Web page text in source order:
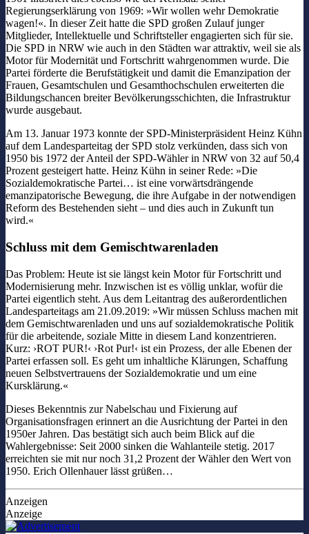
Regierungserklärung von 1969: »Wir wollen wehr Demokratie
wagen!«. In dieser Zeit hatte die SPD großen Zulauf junger
Mitglieder, Intellektuelle und Schriftsteller engagierten sich für sie.
Die SPD in NRW wie auch in den Städten war attraktiv, weil sie als
Motor für Modernität und Fortschritt wahrgenommen wurde. Die
Partei förderte die Berufstätigkeit und damit die Emanzipation der
Frauen, Gesamtschulen und Gesamthochschulen erweiterten die
Bildungschancen breiter Bevölkerungsschichten, die Infrastruktur
wurde ausgebaut.
Am 13. Januar 1973 konnte der SPD-Ministerpräsident Heinz Kühn
auf dem Landesparteitag der SPD stolz verkünden, dass sich von
1950 bis 1972 der Anteil der SPD-Wähler in NRW von 32 auf 50,4
Prozent gesteigert hatte. Heinz Kühn in seiner Rede: »Die
Sozialdemokratische Partei… ist eine vorwärtsdrängende
emanzipatorische Bewegung, die ihre Aufgabe in der notwendigen
Reform des Bestehenden sieht – und dies auch in Zukunft tun
wird.«
Schluss mit dem Gemischtwarenladen
Das Problem: Heute ist sie längst kein Motor für Fortschritt und
Modernisierung mehr. Inzwischen ist es völlig unklar, wofür die
Partei eigentlich steht. Aus dem Leitantrag des außerordentlichen
Landesparteitags am 21.09.2019: »Wir müssen Schluss machen mit
dem Gemischtwarenladen und uns auf sozialdemokratische Politik
für die arbeitende, soziale Mitte in diesem Land konzentrieren.
Kurz: ›ROT PUR!‹ ›Rot Pur!‹ ist ein Prozess, der alle Ebenen der
Partei erfassen soll. Es geht um inhaltliche Klärungen, Schaffung
neuen Selbstvertrauens der Sozialdemokratie und um eine
Kursklärung.«
Dieses Bekenntnis zur Nabelschau und Fixierung auf
Organisationsfragen erinnert an die Ausrichtung der Partei in den
1950er Jahren. Das bestätigt sich auch beim Blick auf die
Wahlergebnisse: Seit 2000 sinken die Wahlanteile stetig. 2017
erreichten sie mit nur noch 31,2 Prozent der Wähler den Wert von
1950. Erich Ollenhauer lässt grüßen…
Anzeigen
Anzeige